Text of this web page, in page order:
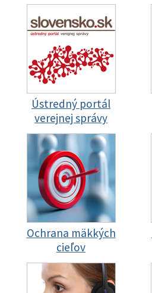
Ústredný portál
verejnej správy
Ochrana mäkkých
cieľov